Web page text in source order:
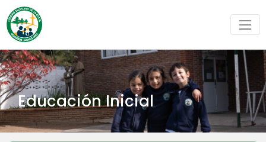
Educación Inicial